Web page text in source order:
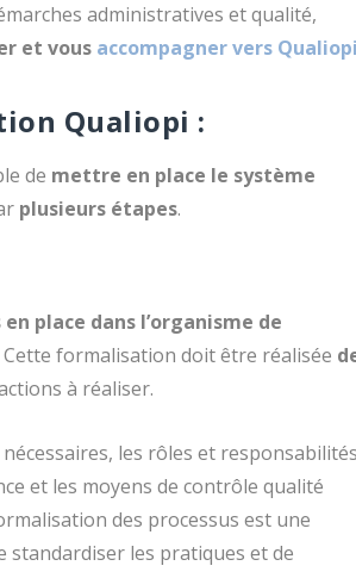
administratives et qualité,
et vous accompagner vers
Qualiopi :
de mettre en place le système
plusieurs étapes.
place dans l’organisme de
formalisation doit être réalisée
à réaliser.
les rôles et
et les moyens de contrôle qualité
des processus est une
standardiser les pratiques et de